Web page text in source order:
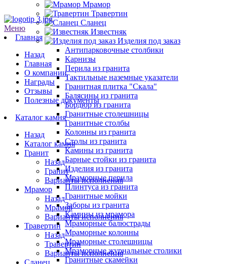
Мрамор
Травертин
Сланец
Известняк
Изделия под заказ
Антипарковочные столбики
Карнизы
Перила из гранита
Тактильные наземные указатели
Гранитная плитка "Скала"
Балясины из гранита
Бордюр из гранита
Гранитные столешницы
Гранитные столбы
Колонны из гранита
Столы из гранита
Камины из гранита
Барные стойки из гранита
Изделия из гранита
Мраморные перила
Плинтуса из гранита
Гранитные мойки
Заборы из гранита
Камины из мрамора
Мраморные балюстрады
Мраморные колонны
Мраморные столешницы
Мраморные журнальные столики
Гранитные скамейки
Меню
Главная
Назад
Главная
О компании
Награды
Отзывы
Полезные документы
Каталог камня
Назад
Каталог камня
Гранит
Назад
Гранит
Варианты исполнения
Мрамор
Назад
Мрамор
Варианты исполнения
Травертин
Назад
Травертин
Варианты исполнения
Сланец